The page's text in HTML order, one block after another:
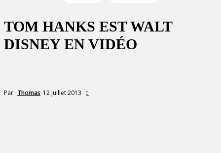
TOM HANKS EST WALT
DISNEY EN VIDÉO
Par Thomas 12 juillet 2013 0